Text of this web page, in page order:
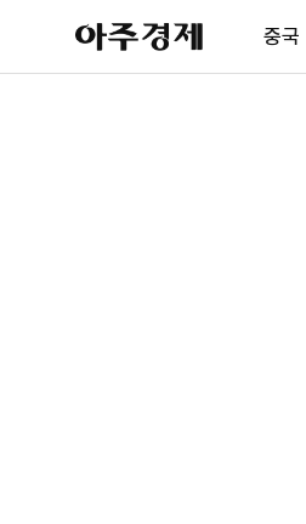
아
주
제
중국